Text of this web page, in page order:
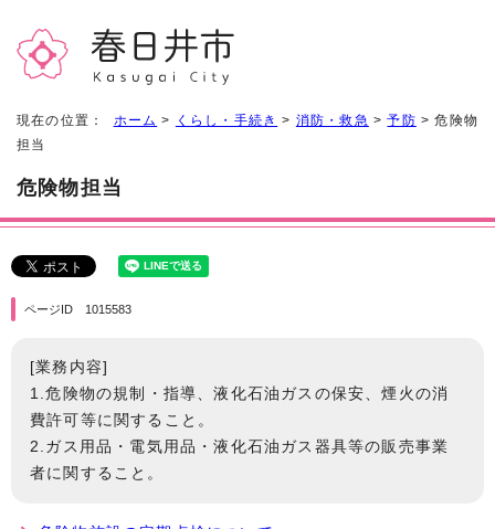
現在の位置： ホーム > くらし・手続き > 消防・救急 >予防 > 危険物
担当
危険物担当
ページID 1015583
[業務内容]
1.危険物の規制・指導、液化石油ガスの保安、煙火の消
費許可等に関すること。
2.ガス用品・電気用品・液化石油ガス器具等の販売事業
者に関すること。